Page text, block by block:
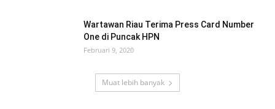
Wartawan Riau Terima Press Card Number
One di Puncak HPN
Februari 9, 2020
Muat lebih banyak